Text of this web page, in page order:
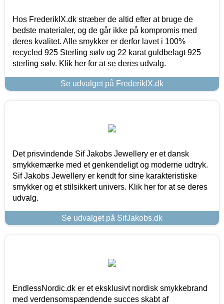
Hos FrederikIX.dk stræber de altid efter at bruge de
bedste materialer, og de går ikke på kompromis med
deres kvalitet. Alle smykker er derfor lavet i 100%
recycled 925 Sterling sølv og 22 karat guldbelagt 925
sterling sølv. Klik her for at se deres udvalg.
Se udvalget på FrederikIX.dk
Det prisvindende Sif Jakobs Jewellery er et dansk
smykkemærke med et genkendeligt og moderne udtryk.
Sif Jakobs Jewellery er kendt for sine karakteristiske
smykker og et stilsikkert univers. Klik her for at se deres
udvalg.
Se udvalget på SifJakobs.dk
EndlessNordic.dk er et eksklusivt nordisk smykkebrand
med verdensomspændende succes skabt af